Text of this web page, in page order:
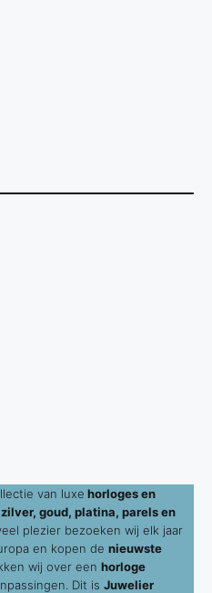
van luxe horloges en
goud, platina, parels en
plezier bezoeken wij elk jaar
en kopen de nieuwste
wij over een horloge
Dit is Juwelier